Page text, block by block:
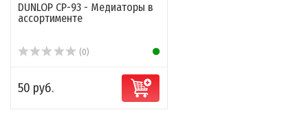
DUNLOP CP-93 - Медиаторы в
ассортименте
(0)
50 руб.